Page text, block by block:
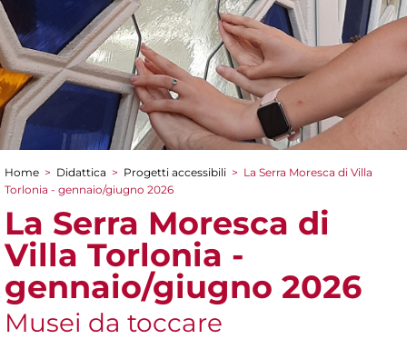
Tu sei qui
Home > Didattica > Progetti accessibili > La Serra Moresca di Villa
Torlonia - gennaio/giugno 2026
La Serra Moresca di
Villa Torlonia -
gennaio/giugno 2026
Musei da toccare